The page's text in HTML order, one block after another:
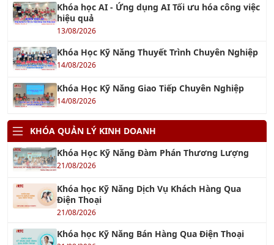
Khóa học AI - Ứng dụng AI Tối ưu hóa công việc
hiệu quả
13/08/2026
Khóa Học Kỹ Năng Thuyết Trình Chuyên Nghiệp
14/08/2026
Khóa Học Kỹ Năng Giao Tiếp Chuyên Nghiệp
14/08/2026
KHÓA QUẢN LÝ KINH DOANH
Khóa Học Kỹ Năng Đàm Phán Thương Lượng
21/08/2026
Khóa học Kỹ Năng Dịch Vụ Khách Hàng Qua
Điện Thoại
21/08/2026
Khóa học Kỹ Năng Bán Hàng Qua Điện Thoại